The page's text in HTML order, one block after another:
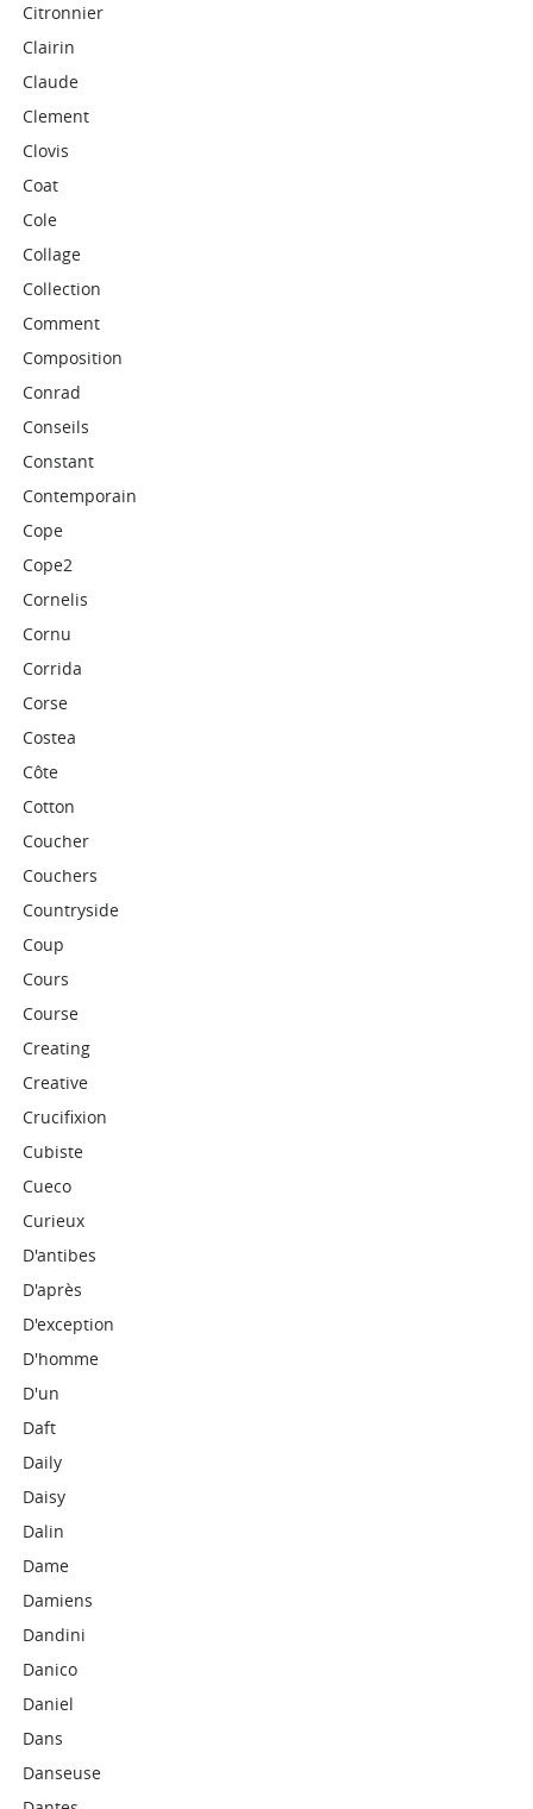
Citronnier
Clairin
Claude
Clement
Clovis
Coat
Cole
Collage
Collection
Comment
Composition
Conrad
Conseils
Constant
Contemporain
Cope
Cope2
Cornelis
Cornu
Corrida
Corse
Costea
Côte
Cotton
Coucher
Couchers
Countryside
Coup
Cours
Course
Creating
Creative
Crucifixion
Cubiste
Cueco
Curieux
D'antibes
D'après
D'exception
D'homme
D'un
Daft
Daily
Daisy
Dalin
Dame
Damiens
Dandini
Danico
Daniel
Dans
Danseuse